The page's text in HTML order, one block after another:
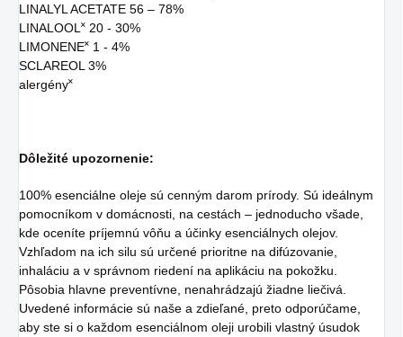
LINALYL ACETATE 56 – 78%
LINALOOL˟ 20 - 30%
LIMONENE˟ 1 - 4%
SCLAREOL 3%
alergény˟
Dôležité upozornenie:
100% esenciálne oleje sú cenným darom prírody. Sú ideálnym
pomocníkom v domácnosti, na cestách – jednoducho všade,
kde oceníte príjemnú vôňu a účinky esenciálnych olejov.
Vzhľadom na ich silu sú určené prioritne na difúzovanie,
inhaláciu a v správnom riedení na aplikáciu na pokožku.
Pôsobia hlavne preventívne, nenahrádzajú žiadne liečivá.
Uvedené informácie sú naše a zdieľané, preto odporúčame,
aby ste si o každom esenciálnom oleji urobili vlastný úsudok